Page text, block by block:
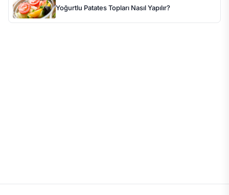
Yoğurtlu Patates Topları Nasıl Yapılır?